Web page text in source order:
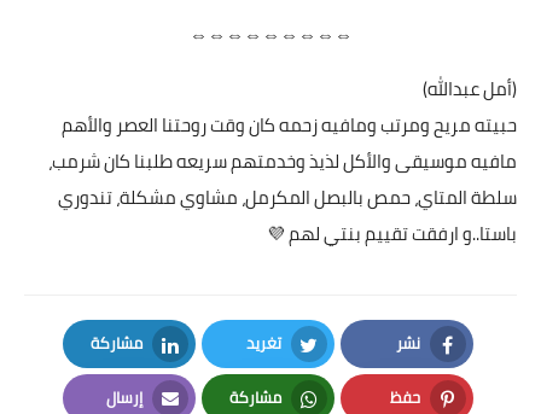
⇔⇔⇔⇔⇔⇔⇔⇔⇔
(أمل عبدالله)
حبيته مريح ومرتب ومافيه زحمه كان وقت روحتنا العصر والأهم
مافيه موسيقى والأكل لذيذ وخدمتهم سريعه طلبنا كان شرمب،
سلطة المتاي، حمص بالبصل المكرمل، مشاوي مشكلة، تندوري
باستا..و ارفقت تقييم بنتي لهم 💜
نشر
Facebook
تغريد
Twitter
مشاركة
LinkedIn
حفظ مشاركة إرسال